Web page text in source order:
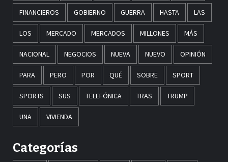
FINANCIEROS GOBIERNO GUERRA HASTA LAS
LOS MERCADO MERCADOS MILLONES MÁS
NACIONAL NEGOCIOS NUEVA NUEVO OPINIÓN
PARA PERO POR QUÉ SOBRE SPORT
SPORTS SUS TELEFÓNICA TRAS TRUMP
UNA VIVIENDA
Categorías